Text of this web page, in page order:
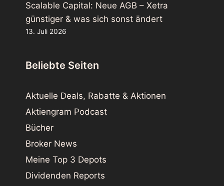
Scalable Capital: Neue AGB – Xetra
günstiger & was sich sonst ändert
13. Juli 2026
Beliebte Seiten
Aktuelle Deals, Rabatte & Aktionen
Aktiengram Podcast
Bücher
Broker News
Meine Top 3 Depots
Dividenden Reports